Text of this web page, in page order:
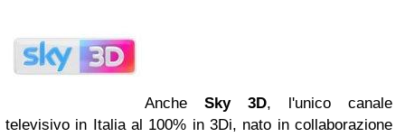
Anche Sky 3D, l'unico canale
televisivo in Italia al 100% in 3Di, nato in collaborazione